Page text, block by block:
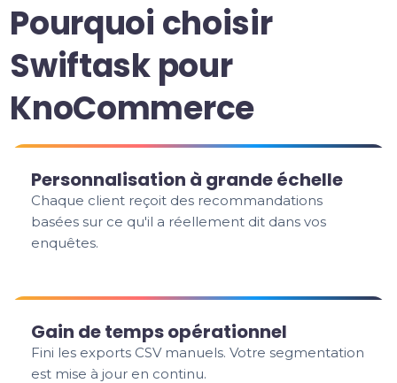
Pourquoi choisir
Swiftask pour
KnoCommerce
Personnalisation à grande échelle
Chaque client reçoit des recommandations
basées sur ce qu'il a réellement dit dans vos
enquêtes.
Gain de temps opérationnel
Fini les exports CSV manuels. Votre segmentation
est mise à jour en continu.